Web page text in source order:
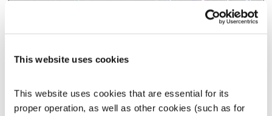
This website uses cookies
This website uses cookies that are essential for its
proper operation, as well as other cookies (such as for